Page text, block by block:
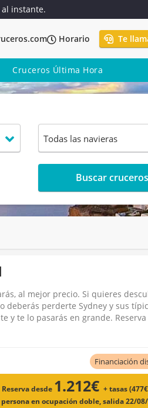
al instante.
Horario Te
Cruceros Última Hora
Buscar cruceros
al mejor precio. Si quieres
deberás perderte Sydney y sus
y te lo pasarás en grande.
Financiación
Reserva desde 1.212€ + tasas
persona en ocupación doble, salida 22/